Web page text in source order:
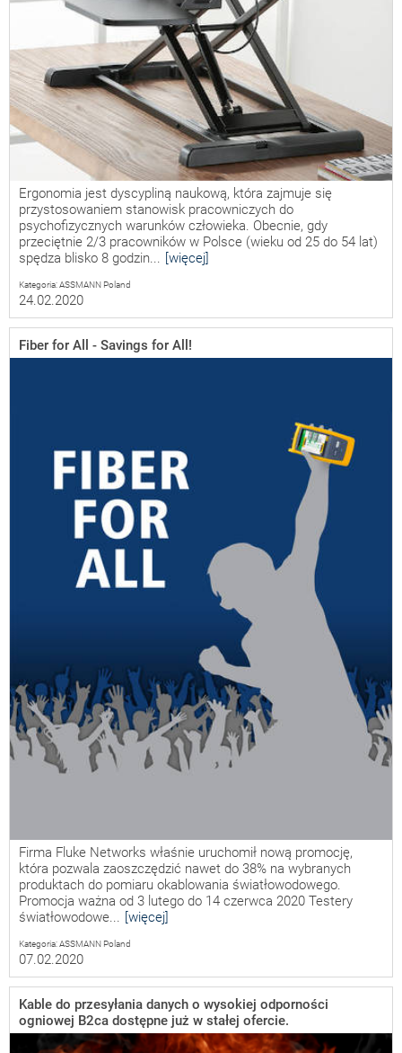
24.02.2020
Ergonomia jest dyscypliną naukową, która zajmuje się
przystosowaniem stanowisk pracowniczych do
psychofizycznych warunków człowieka. Obecnie, gdy
przeciętnie 2/3 pracowników w Polsce (wieku od 25 do 54 lat)
spędza blisko 8 godzin...
[więcej]
Kategoria: ASSMANN Poland
07.02.2020
Fiber for All - Savings for All!
Firma Fluke Networks właśnie uruchomił nową promocję,
która pozwala zaoszczędzić nawet do 38% na wybranych
produktach do pomiaru okablowania światłowodowego.
Promocja ważna od 3 lutego do 14 czerwca 2020 Testery
światłowodowe... [więcej]
Kategoria: ASSMANN Poland
Kable do przesyłania danych o wysokiej odporności
ogniowej B2ca dostępne już w stałej ofercie.